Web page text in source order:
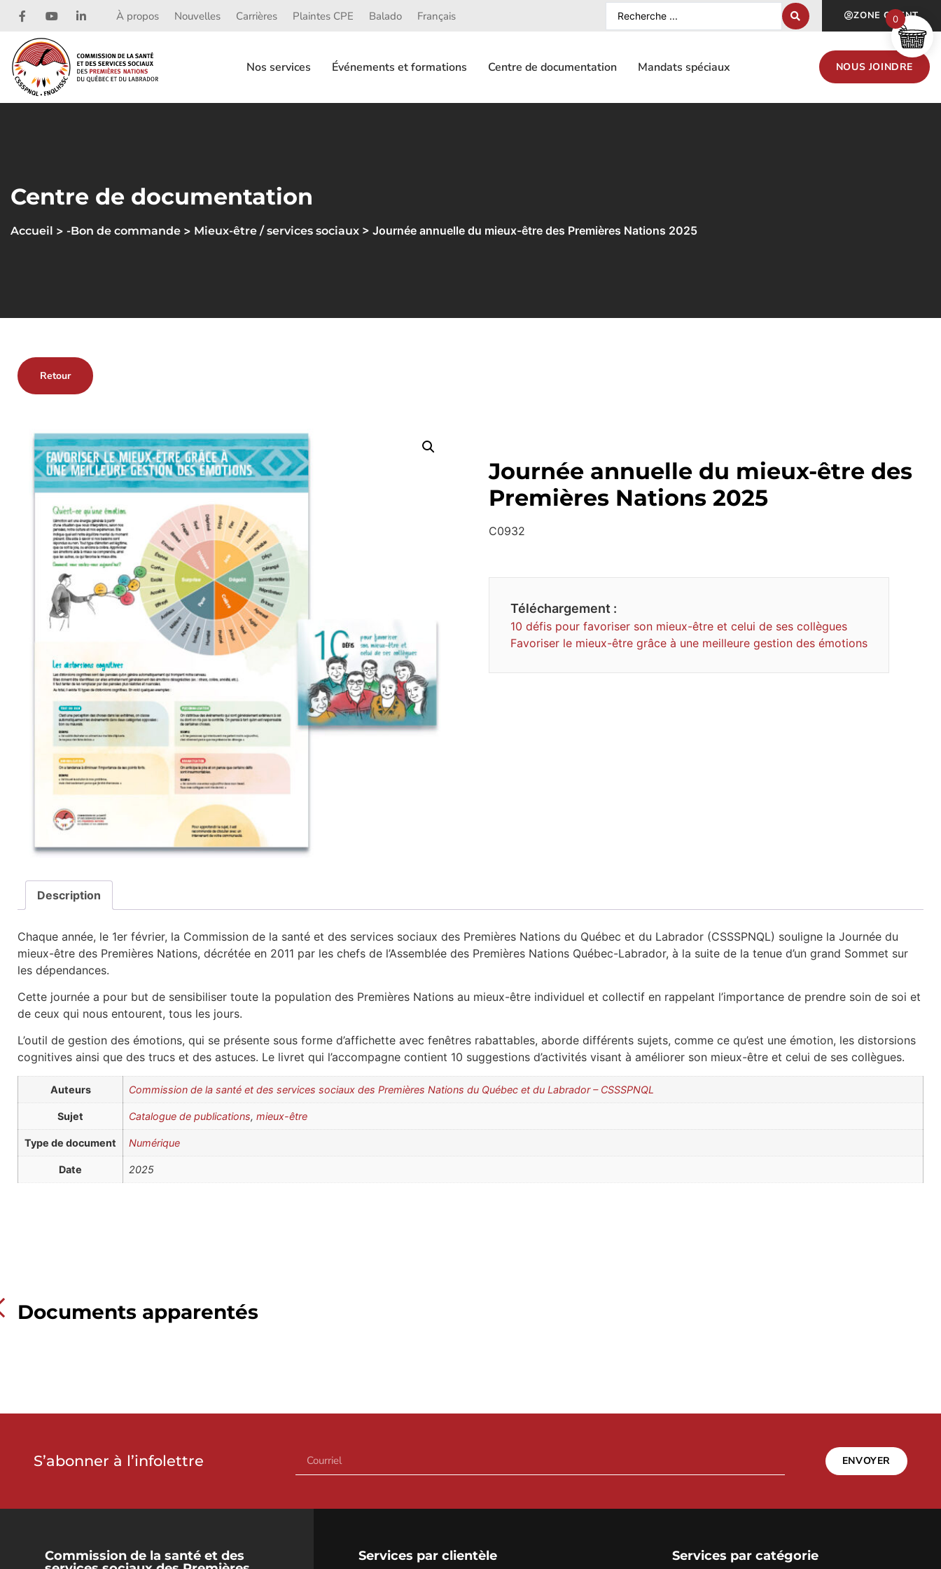
À propos Nouvelles Carrières Plaintes CPE Balado Français ZONE CLIENT
Nos services Événements et formations Centre de documentation Mandats spéciaux NOUS JOINDRE
Centre de documentation
Accueil > -Bon de commande > Mieux-être / services sociaux > Journée annuelle du mieux-être des Premières Nations 2025
Retour
Journée annuelle du mieux-être des
Premières Nations 2025
C0932
Téléchargement :
10 défis pour favoriser son mieux-être et celui de ses collègues
Favoriser le mieux-être grâce à une meilleure gestion des émotions
Description
Chaque année, le 1er février, la Commission de la santé et des services sociaux des Premières Nations du Québec et du Labrador (CSSSPNQL) souligne la Journée du
mieux-être des Premières Nations, décrétée en 2011 par les chefs de l’Assemblée des Premières Nations Québec-Labrador, à la suite de la tenue d’un grand Sommet sur
les dépendances.
Cette journée a pour but de sensibiliser toute la population des Premières Nations au mieux-être individuel et collectif en rappelant l’importance de prendre soin de soi et
de ceux qui nous entourent, tous les jours.
L’outil de gestion des émotions, qui se présente sous forme d’affichette avec fenêtres rabattables, aborde différents sujets, comme ce qu’est une émotion, les distorsions
cognitives ainsi que des trucs et des astuces. Le livret qui l’accompagne contient 10 suggestions d’activités visant à améliorer son mieux-être et celui de ses collègues.
Auteurs Commission de la santé et des services sociaux des Premières Nations du Québec et du Labrador – CSSSPNQL
Sujet Catalogue de publications, mieux-être
Type de document Numérique
Date 2025
Documents apparentés
S’abonner à l’infolettre ENVOYER
Commission de la santé et des
Services par clientèle Services par catégorie
0